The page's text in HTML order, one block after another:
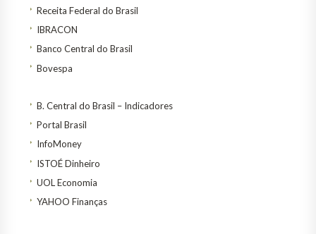
Receita Federal do Brasil
IBRACON
Banco Central do Brasil
Bovespa
B. Central do Brasil – Indicadores
Portal Brasil
InfoMoney
ISTOÉ Dinheiro
UOL Economia
YAHOO Finanças